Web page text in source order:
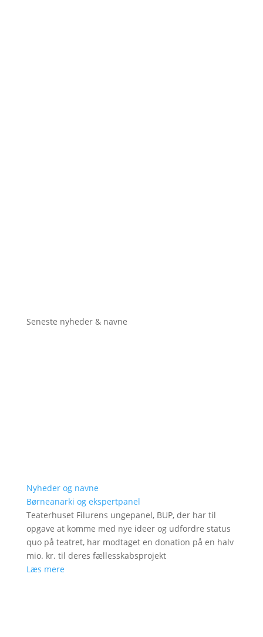
Seneste nyheder & navne
Nyheder og navne
Børneanarki og ekspertpanel
Teaterhuset Filurens ungepanel, BUP, der har til
opgave at komme med nye ideer og udfordre status
quo på teatret, har modtaget en donation på en halv
mio. kr. til deres fællesskabsprojekt
Læs mere